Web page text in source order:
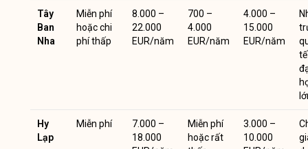
Tây
Ban
Nha
Miễn phí
hoặc chi
phí thấp
8.000 –
22.000
EUR/năm
700 –
4.000
EUR/năm
4.000 –
15.000
EUR/năm
Hy
Lạp
Miễn phí
7.000 –
18.000
Miễn phí
hoặc rất
3.000 –
10.000